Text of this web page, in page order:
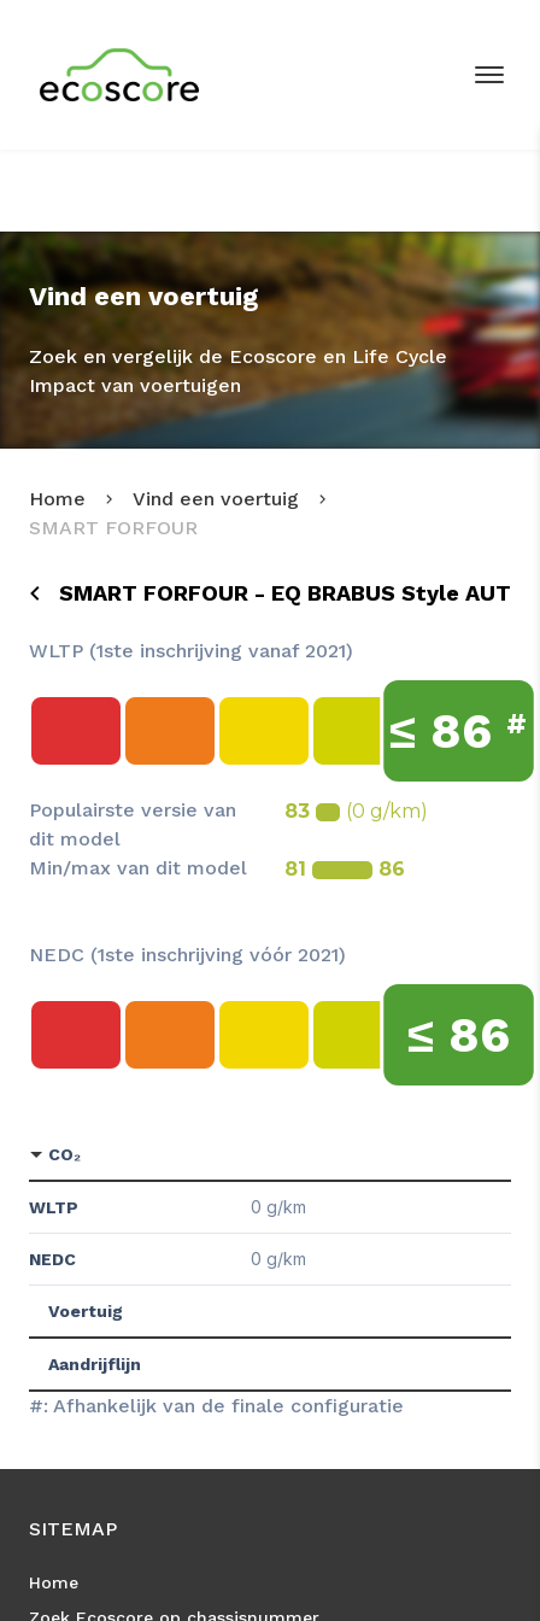
Vind een voertuig
Zoek en vergelijk de Ecoscore en Life Cycle
Impact van voertuigen
Home
Vind een voertuig
SMART FORFOUR
SMART FORFOUR - EQ BRABUS Style AUT
WLTP (1ste inschrijving vanaf 2021)
≤ 86 #
Populairste versie van
dit model
83 (0 g/km)
Min/max van dit model 81 86
NEDC (1ste inschrijving vóór 2021)
≤ 86
CO₂
WLTP 0 g/km
NEDC 0 g/km
Voertuig
Aandrijflijn
#: Afhankelijk van de finale configuratie
SITEMAP
Home